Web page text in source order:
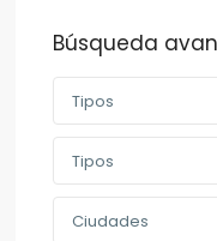
Búsqueda
Tipos
Tipos
Ciudades